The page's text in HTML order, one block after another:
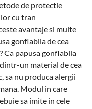
de protectie
cu tran
avantaje si multe
gonflabila de cea
Ca papusa gonflabila
un material de cea
sa nu produca alergii
Modul in care
sa imite in cele